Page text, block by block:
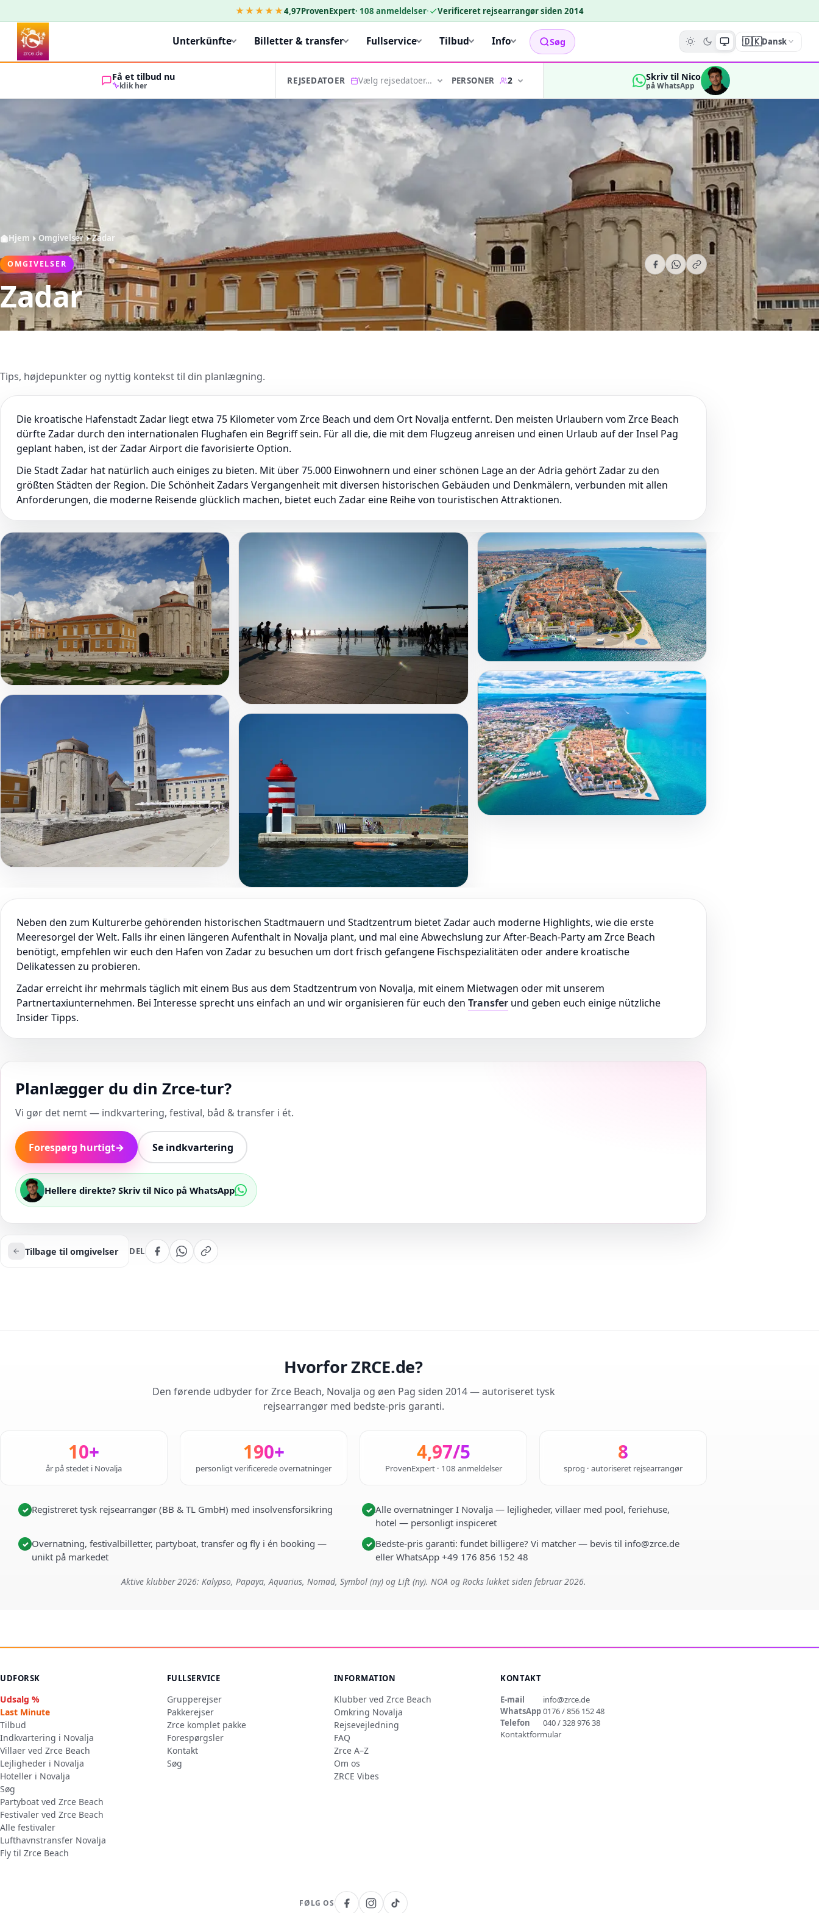
★★★★★4,97ProvenExpert· 108 anmeldelser· Verificeret rejsearrangør siden 2014
Unterkünfte Billetter & transfer Fullservice Tilbud Info Søg 🇩🇰Dansk
Få et tilbud nu
klik her REJSEDATOER Vælg rejsedatoer… PERSONER 2 Skriv til Nico
på WhatsApp
Hjem Omgivelser Zadar
OMGIVELSER
Zadar
Tips, højdepunkter og nyttig kontekst til din planlægning.
Die kroatische Hafenstadt Zadar liegt etwa 75 Kilometer vom Zrce Beach und dem Ort Novalja entfernt. Den meisten Urlaubern vom Zrce Beach
dürfte Zadar durch den internationalen Flughafen ein Begriff sein. Für all die, die mit dem Flugzeug anreisen und einen Urlaub auf der Insel Pag
geplant haben, ist der Zadar Airport die favorisierte Option.
Die Stadt Zadar hat natürlich auch einiges zu bieten. Mit über 75.000 Einwohnern und einer schönen Lage an der Adria gehört Zadar zu den
größten Städten der Region. Die Schönheit Zadars Vergangenheit mit diversen historischen Gebäuden und Denkmälern, verbunden mit allen
Anforderungen, die moderne Reisende glücklich machen, bietet euch Zadar eine Reihe von touristischen Attraktionen.
Neben den zum Kulturerbe gehörenden historischen Stadtmauern und Stadtzentrum bietet Zadar auch moderne Highlights, wie die erste
Meeresorgel der Welt. Falls ihr einen längeren Aufenthalt in Novalja plant, und mal eine Abwechslung zur After-Beach-Party am Zrce Beach
benötigt, empfehlen wir euch den Hafen von Zadar zu besuchen um dort frisch gefangene Fischspezialitäten oder andere kroatische
Delikatessen zu probieren.
Zadar erreicht ihr mehrmals täglich mit einem Bus aus dem Stadtzentrum von Novalja, mit einem Mietwagen oder mit unserem
Partnertaxiunternehmen. Bei Interesse sprecht uns einfach an und wir organisieren für euch den Transfer und geben euch einige nützliche
Insider Tipps.
Planlægger du din Zrce-tur?
Vi gør det nemt — indkvartering, festival, båd & transfer i ét.
Forespørg hurtigt→ Se indkvartering
Hellere direkte? Skriv til Nico på WhatsApp
Tilbage til omgivelser DEL
Hvorfor ZRCE.de?
Den førende udbyder for Zrce Beach, Novalja og øen Pag siden 2014 — autoriseret tysk
rejsearrangør med bedste-pris garanti.
10+
år på stedet i Novalja
190+
personligt verificerede overnatninger
4,97/5
ProvenExpert · 108 anmeldelser
8
sprog · autoriseret rejsearrangør
✓ Registreret tysk rejsearrangør (BB & TL GmbH) med insolvensforsikring ✓ Alle overnatninger I Novalja — lejligheder, villaer med pool, feriehuse,
hotel — personligt inspiceret
✓ Overnatning, festivalbilletter, partyboat, transfer og fly i én booking —
unikt på markedet
✓ Bedste-pris garanti: fundet billigere? Vi matcher — bevis til info@zrce.de
eller WhatsApp +49 176 856 152 48
Aktive klubber 2026: Kalypso, Papaya, Aquarius, Nomad, Symbol (ny) og Lift (ny). NOA og Rocks lukket siden februar 2026.
UDFORSK
Udsalg %
Last Minute
Tilbud
Indkvartering i Novalja
Villaer ved Zrce Beach
Lejligheder i Novalja
Hoteller i Novalja
Søg
Partyboat ved Zrce Beach
Festivaler ved Zrce Beach
Alle festivaler
Lufthavnstransfer Novalja
Fly til Zrce Beach
FULLSERVICE
Grupperejser
Pakkerejser
Zrce komplet pakke
Forespørgsler
Kontakt
Søg
INFORMATION
Klubber ved Zrce Beach
Omkring Novalja
Rejsevejledning
FAQ
Zrce A–Z
Om os
ZRCE Vibes
KONTAKT
E-mail
info@zrce.de
WhatsApp0176 / 856 152 48
Telefon
040 / 328 976 38
Kontaktformular
FØLG OS